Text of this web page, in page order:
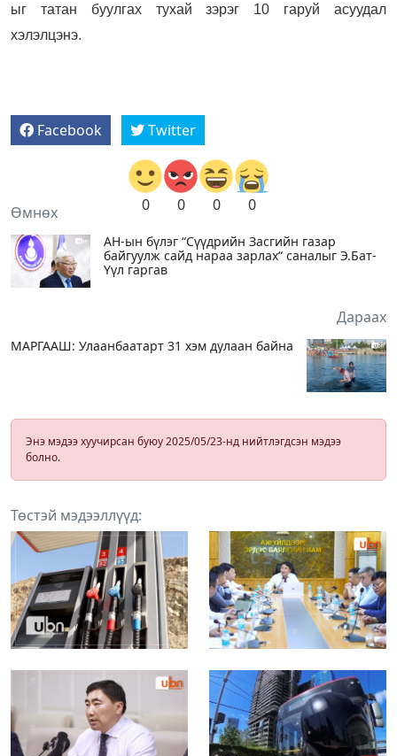
ыг татан буулгах тухай зэрэг 10 гаруй асуудал
хэлэлцэнэ.
Facebook Twitter
0 0 0 0
Өмнөх
АН-ын бүлэг “Сүүдрийн Засгийн газар
байгуулж сайд нараа зарлах“ саналыг Э.Бат-
Үүл гаргав
Дараах
МАРГААШ: Улаанбаатарт 31 хэм дулаан байна
Энэ мэдээ хуучирсан буюу 2025/05/23-нд нийтлэгдсэн мэдээ
болно.
Төстэй мэдээллүүд: